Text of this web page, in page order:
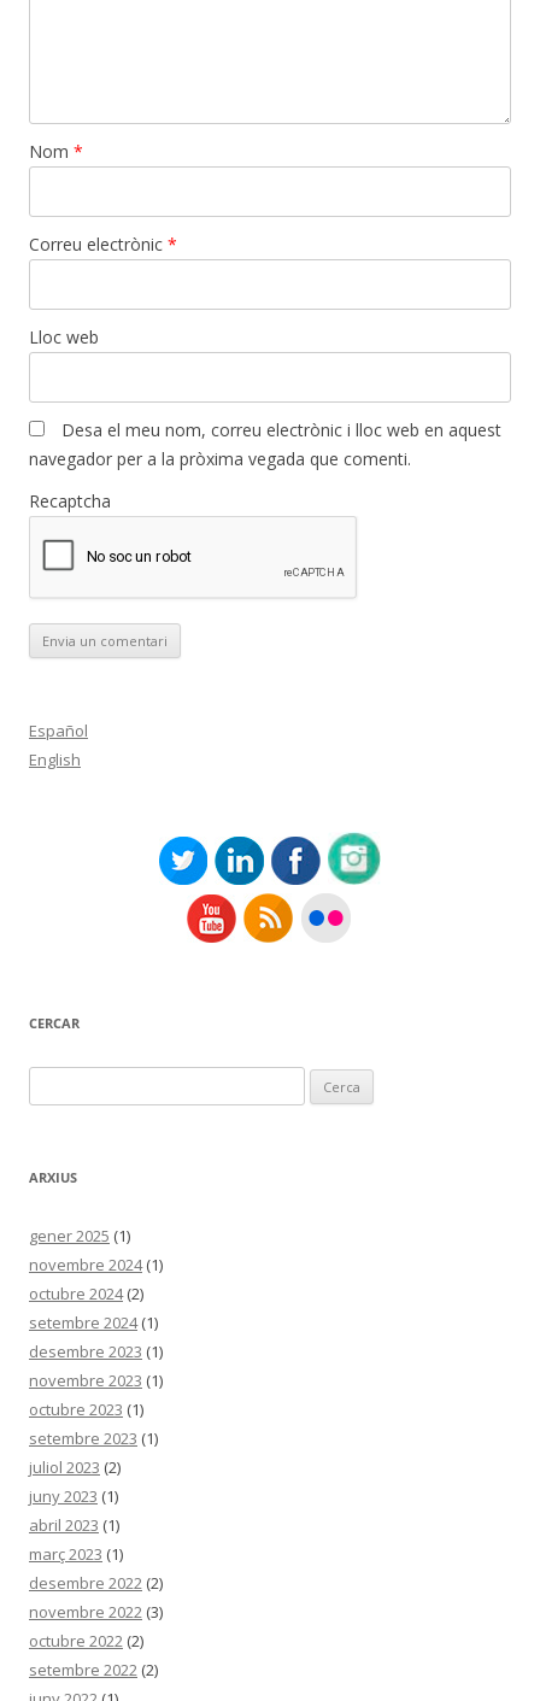
Nom *
Correu electrònic *
Lloc web
Desa el meu nom, correu electrònic i lloc web en aquest
navegador per a la pròxima vegada que comenti.
Recaptcha
Español
English
CERCAR
ARXIUS
gener 2025 (1)
novembre 2024(1)
octubre 2024(2)
setembre 2024(1)
desembre 2023 (1)
novembre 2023 (1)
octubre 2023 (1)
setembre 2023 (1)
juliol 2023 (2)
juny 2023 (1)
abril 2023 (1)
març 2023 (1)
desembre 2022 (2)
novembre 2022 (3)
octubre 2022 (2)
setembre 2022 (2)